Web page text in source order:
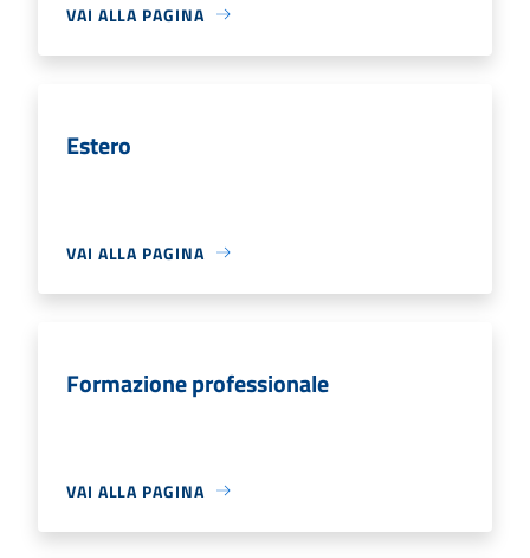
VAI ALLA PAGINA
Estero
VAI ALLA PAGINA
Formazione professionale
VAI ALLA PAGINA